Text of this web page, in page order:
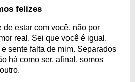
felizes
de estar com você, não por
real. Sei que você é igual,
sente falta de mim. Separados
há como ser, afinal, somos